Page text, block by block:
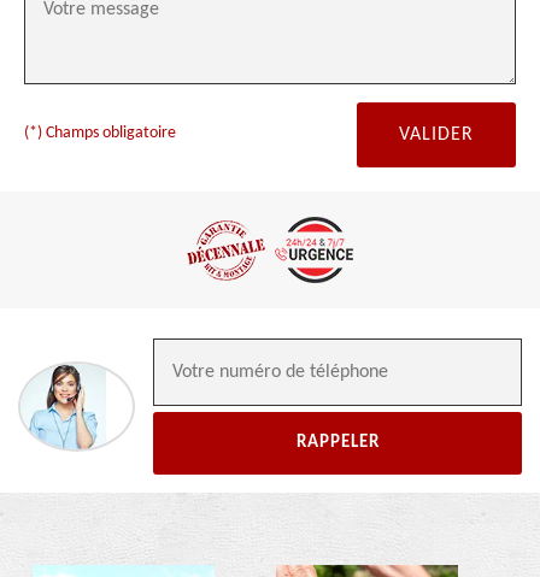
(*) Champs obligatoire